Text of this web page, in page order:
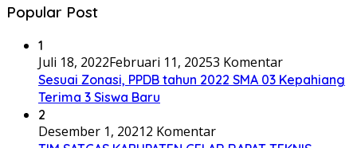
Popular Post
1
Juli 18, 2022Februari 11, 20253 Komentar
Sesuai Zonasi, PPDB tahun 2022 SMA 03 Kepahiang
Terima 3 Siswa Baru
2
Desember 1, 20212 Komentar